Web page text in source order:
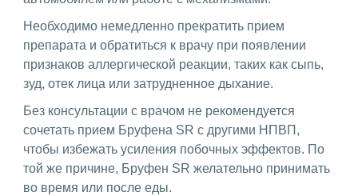
Необходимо немедленно прекратить прием
препарата и обратиться к врачу при появлении
признаков аллергической реакции, таких как сыпь,
зуд, отек лица или затрудненное дыхание.
Без консультации с врачом не рекомендуется
сочетать прием Бруфена SR с другими НПВП,
чтобы избежать усиления побочных эффектов. По
той же причине, Бруфен SR желательно принимать
во время или после еды.